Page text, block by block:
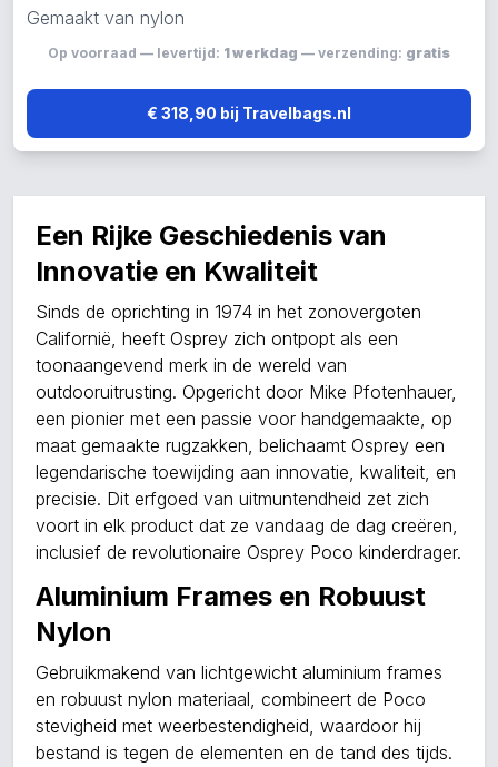
Gemaakt van nylon
Op voorraad — levertijd: 1 werkdag — verzending: gratis
€ 318,90 bij Travelbags.nl
Een Rijke Geschiedenis van
Innovatie en Kwaliteit
Sinds de oprichting in 1974 in het zonovergoten
Californië, heeft Osprey zich ontpopt als een
toonaangevend merk in de wereld van
outdooruitrusting. Opgericht door Mike Pfotenhauer,
een pionier met een passie voor handgemaakte, op
maat gemaakte rugzakken, belichaamt Osprey een
legendarische toewijding aan innovatie, kwaliteit, en
precisie. Dit erfgoed van uitmuntendheid zet zich
voort in elk product dat ze vandaag de dag creëren,
inclusief de revolutionaire Osprey Poco kinderdrager.
Aluminium Frames en Robuust
Nylon
Gebruikmakend van lichtgewicht aluminium frames
en robuust nylon materiaal, combineert de Poco
stevigheid met weerbestendigheid, waardoor hij
bestand is tegen de elementen en de tand des tijds.